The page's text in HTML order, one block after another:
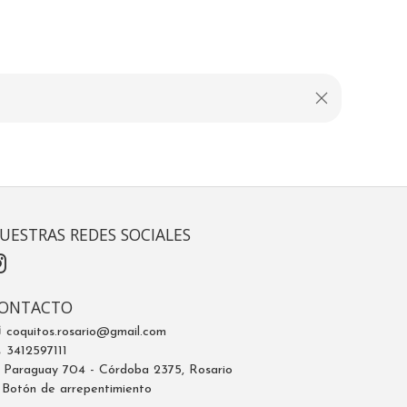
REDES SOCIALES
coquitos.rosario@gmail.com
3412597111
Paraguay 704 - Córdoba 2375, Rosario
de arrepentimiento